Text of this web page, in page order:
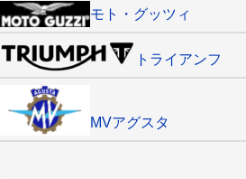
モト・グッツィ
トライアンフ
MVアグスタ